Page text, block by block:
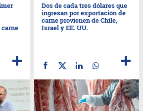
Dos de cada tres dólares que
ingresan por exportación de
carne provienen de Chile,
Israel y EE. UU.